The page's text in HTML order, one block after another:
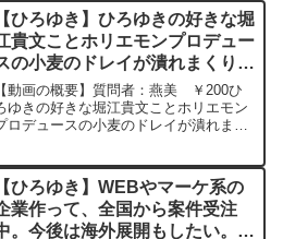
のことお聞きすると「これ言うと営業妨
害になっちゃうかもですが、ひろゆきさ
めっちゃいい人でした」と笑顔でおっ
ゃていました。ひろゆきさんお店を訪
れたんでしょうか？何か思い当たるエピ
ソードあればぜひお聞きしたいです！お
いします元動画：能登半島に最大同時
続✖️40円の寄付をするよ、その３。
https://www.youtube.com/watch?
ひろゆきさんの動画で、寄
【ひろゆき】ひろゆきの好きな堀
貴文ことホリエモンプロデュー
の小麦のドレイが潰れまくり。
どうしたら助かります？ー ひろ
き切り抜き 20251025
【動画の概要】質問者：燕美 ￥200ひ
ゆきの好きな堀江貴文ことホリエモン
ロデュースの小麦のドレイが潰れまく
き論.Cool Jazz ひろゆきさんの
動画で、寄...
【ひろゆき】WEBやマーケ系の
業作って、全国から案件受注
。今後は海外展開もしたい。逆